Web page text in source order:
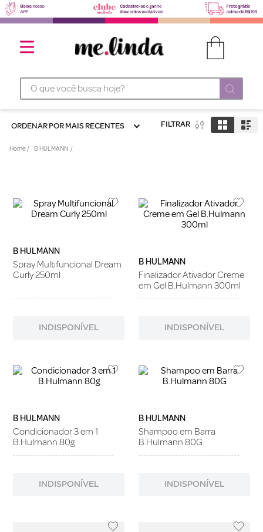
O que você busca hoje?
ORDENAR PORMAIS RECENTES FILTRAR
B HULMANN
B HULMANN
Spray Multifuncional Dream
Curly 250ml
INDISPONÍVEL
B HULMANN
Finalizador Ativador Creme
em Gel B.Hulmann 300ml
INDISPONÍVEL
B HULMANN
Condicionador 3 em 1
B.Hulmann 80g
INDISPONÍVEL
B HULMANN
Shampoo em Barra
B.Hulmann 80G
INDISPONÍVEL